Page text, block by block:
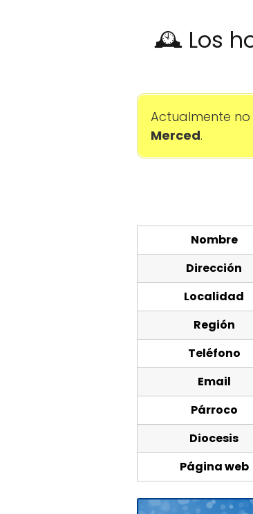
🕰️ Los
Actualmente
Merced.
Nombre
Dirección
Localidad
Región
Teléfono
Email
Párroco
Diocesis
Página web